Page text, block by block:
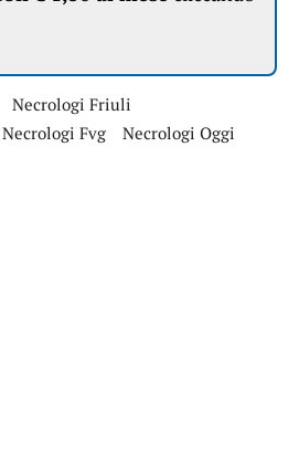
Necrologi Friuli
Necrologi Fvg
Necrologi Oggi